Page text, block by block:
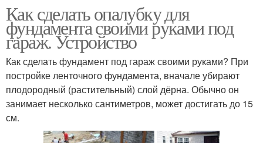
Как сделать опалубку для
фундамента своими руками под
гараж. Устройство
Как сделать фундамент под гараж своими руками? При
постройке ленточного фундамента, вначале убирают
плодородный (растительный) слой дёрна. Обычно он
занимает несколько сантиметров, может достигать до 15
см.